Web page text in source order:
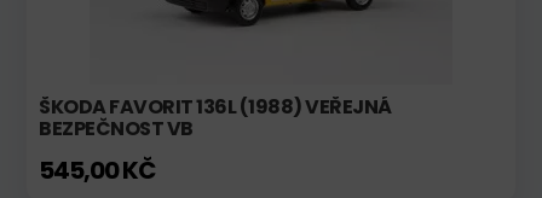
ŠKODA FAVORIT 136L (1988) VEŘEJNÁ
BEZPEČNOST VB
545,00 KČ